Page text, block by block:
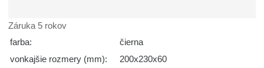
Záruka 5 rokov
farba:
čierna
vonkajšie rozmery (mm):
200x230x60